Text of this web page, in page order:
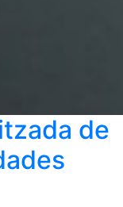
de